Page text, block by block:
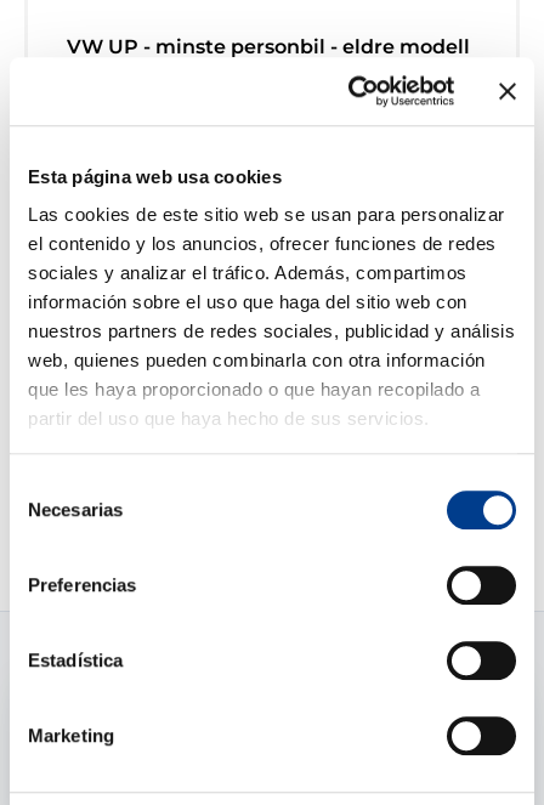
Esta página web usa cookies
Las cookies de este sitio web se usan para personalizar
el contenido y los anuncios, ofrecer funciones de redes
sociales y analizar el tráfico. Además, compartimos
información sobre el uso que haga del sitio web con
nuestros partners de redes sociales, publicidad y análisis
web, quienes pueden combinarla con otra información
que les haya proporcionado o que hayan recopilado a
partir del uso que haya hecho de sus servicios.
Necesarias
Preferencias
Estadística
Marketing
VW UP - minste personbil - eldre modell
Free milage / unlimited km
Coche de pasajeros pequeño
Caja de cambios manual
Fra kr 500 Reservar ahora